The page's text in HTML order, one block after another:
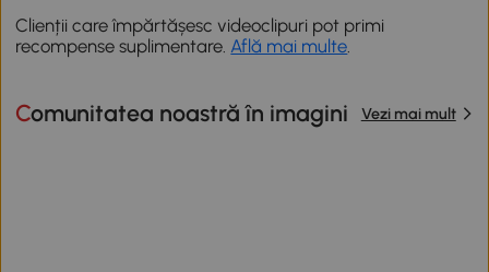
Clienții care împărtășesc videoclipuri pot primi
recompense suplimentare. Află mai multe.
Comunitatea noastră în imagini Vezi mai mult